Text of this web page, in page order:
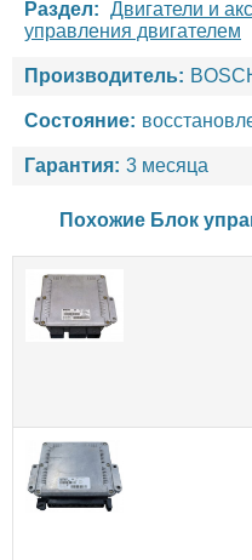
Раздел: Двигатели и
управления двигателем
Производитель:
Состояние:
Гарантия: 3 месяца
Похожие Блок